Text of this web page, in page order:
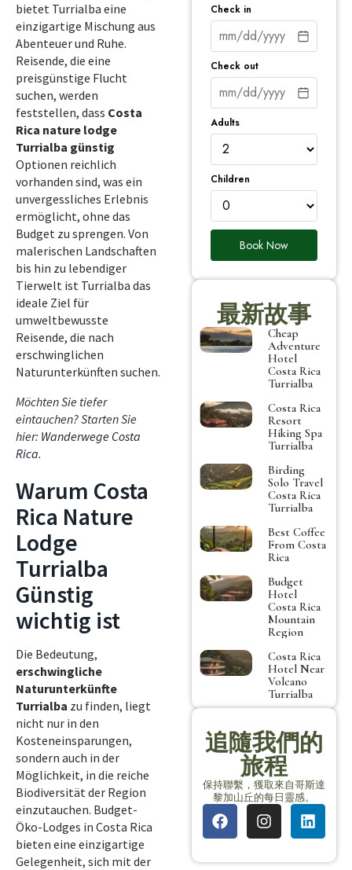
bietet Turrialba eine
einzigartige Mischung aus
Abenteuer und Ruhe.
Reisende, die eine
preisgünstige Flucht
suchen, werden
feststellen, dass Costa
Rica nature lodge
Turrialba günstig
Optionen reichlich
vorhanden sind, was ein
unvergessliches Erlebnis
ermöglicht, ohne das
Budget zu sprengen. Von
malerischen Landschaften
bis hin zu lebendiger
Tierwelt ist Turrialba das
ideale Ziel für
umweltbewusste
Reisende, die nach
erschwinglichen
Naturunterkünften suchen.
Möchten Sie tiefer
eintauchen? Starten Sie
hier: Wanderwege Costa
Rica.
Warum Costa
Rica Nature
Lodge
Turrialba
Günstig
wichtig ist
Die Bedeutung,
erschwingliche
Naturunterkünfte
Turrialba zu finden, liegt
nicht nur in den
Kosteneinsparungen,
sondern auch in der
Möglichkeit, in die reiche
Biodiversität der Region
einzutauchen. Budget-
Öko-Lodges in Costa Rica
bieten eine einzigartige
Gelegenheit, sich mit der
Check in
Check out
Adults
Children
Book Now
最新故事
Cheap
Adventure
Hotel
Costa Rica
Turrialba
Costa Rica
Resort
Hiking Spa
Turrialba
Birding
Solo Travel
Costa Rica
Turrialba
Best Coffee
From Costa
Rica
Budget
Hotel
Costa Rica
Mountain
Region
Costa Rica
Hotel Near
Volcano
Turrialba
追隨我們的
旅程
保持聯繫，獲取來自哥斯達
黎加山丘的每日靈感。